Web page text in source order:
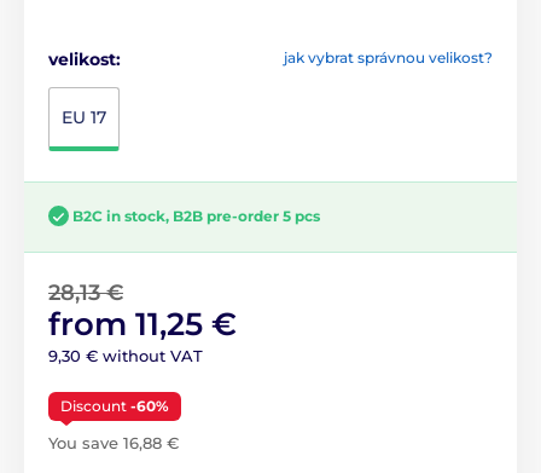
jak vybrat správnou velikost?
velikost:
EU 17
B2C in stock, B2B pre-order 5 pcs
28,13 €
from 11,25 €
9,30 € without VAT
Discount -60%
You save 16,88 €